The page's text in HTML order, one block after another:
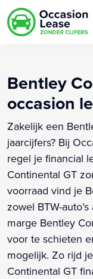
Bentley
occasion
Zakelijk een
jaarcijfers? Bij
regel je financial
Continental GT
voorraad vind je
zowel BTW-
marge Bentley
voor te schieten
mogelijk. Zo rijd
Continental GT